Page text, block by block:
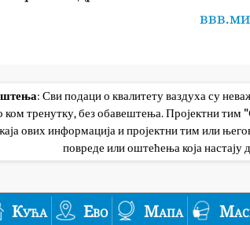
: Сви подаци о квалитету ваздуха су
тренутку, без обавештења. Пројектни тим
ових информација и пројектни тим или
повреде или оштећења која
Кућа Ево Мапа